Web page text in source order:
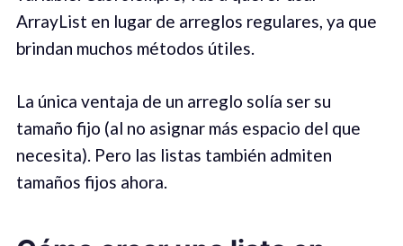
ArrayList en lugar de arreglos regulares, ya que
brindan muchos métodos útiles.
La única ventaja de un arreglo solía ser su
tamaño fijo (al no asignar más espacio del que
necesita). Pero las listas también admiten
tamaños fijos ahora.